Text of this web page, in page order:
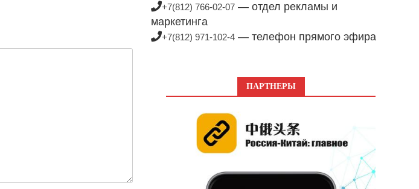
+7(812) 766-02-07 — отдел рекламы и
маркетинга
+7(812) 971-102-4 — телефон прямого эфира
ПАРТНЕРЫ